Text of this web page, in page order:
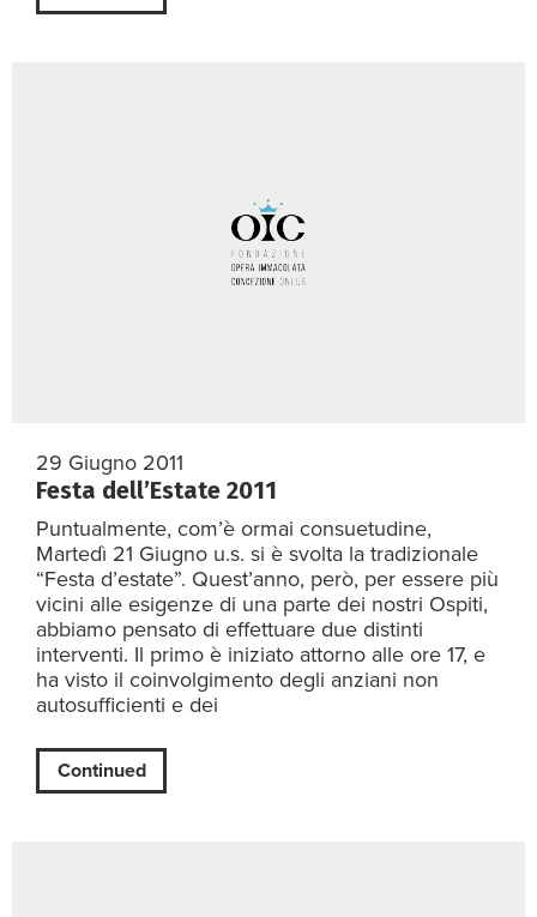
29 Giugno 2011
Festa dell’Estate 2011
Puntualmente, com’è ormai consuetudine,
Martedì 21 Giugno u.s. si è svolta la tradizionale
“Festa d’estate”. Quest’anno, però, per essere più
vicini alle esigenze di una parte dei nostri Ospiti,
abbiamo pensato di effettuare due distinti
interventi. Il primo è iniziato attorno alle ore 17, e
ha visto il coinvolgimento degli anziani non
autosufficienti e dei
Continued